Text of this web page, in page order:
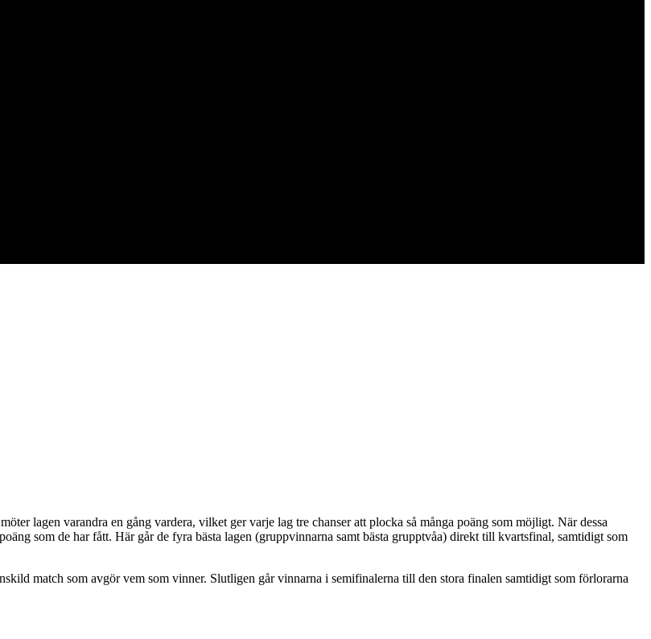
lagen varandra en gång vardera, vilket ger varje lag tre chanser att plocka så många poäng som möjligt. När dessa
som de har fått. Här går de fyra bästa lagen (gruppvinnarna samt bästa grupptvåa) direkt till kvartsfinal, samtidigt som
match som avgör vem som vinner. Slutligen går vinnarna i semifinalerna till den stora finalen samtidigt som förlorarna